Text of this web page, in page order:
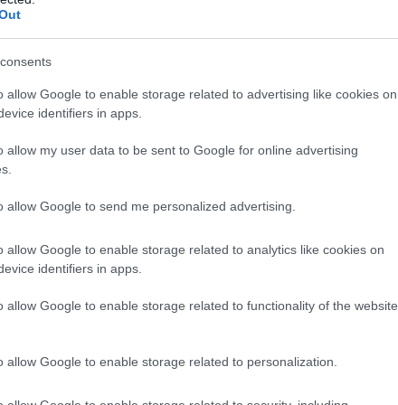
allow Google to enable storage related to advertising like cookies on
identifiers in apps.
allow my user data to be sent to Google for online advertising
allow Google to send me personalized advertising.
allow Google to enable storage related to analytics like cookies on
identifiers in apps.
allow Google to enable storage related to functionality of the website
allow Google to enable storage related to personalization.
ASUS TUF gamer
gyártó játékosoknak szánt új, ráadásul
felvevőt se hagytuk kikapcsolva,